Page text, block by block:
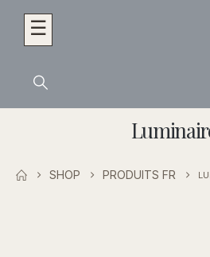
☰
SHOP PRODUITS FR